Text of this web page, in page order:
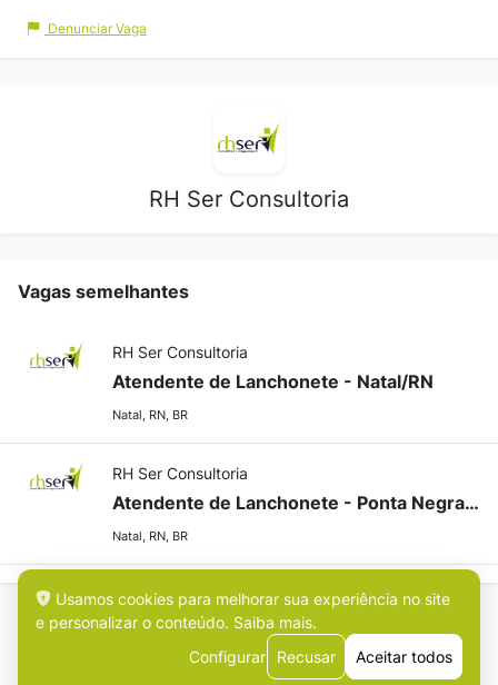
Denunciar Vaga
RH Ser Consultoria
Vagas semelhantes
RH Ser Consultoria
Atendente de Lanchonete - Natal/RN
Natal, RN, BR
RH Ser Consultoria
Atendente de Lanchonete - Ponta Negra (Natal/RN)
Natal, RN, BR
Usamos cookies para melhorar sua experiência no site
e personalizar o conteúdo. Saiba mais.
Configurar
Recusar Aceitar todos